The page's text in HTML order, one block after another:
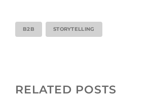
B2B STORYTELLING
RELATED POSTS